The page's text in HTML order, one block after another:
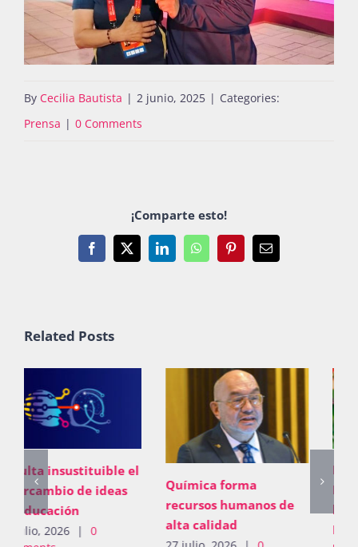
By Cecilia Bautista | 2 junio, 2025 | Categories:
Prensa | 0 Comments
¡Comparte esto!
Facebook
X LinkedInWhatsAppPinterestEmail
Related Posts
Química forma
recursos humanos de
alta calidad
Beltrán, al Comité para
la Eliminación de la
Discriminación contra